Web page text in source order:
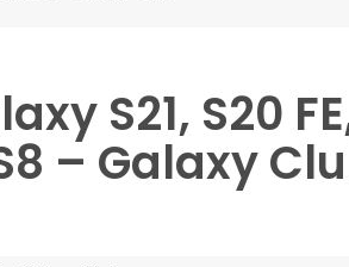
S21, S20
– Galaxy